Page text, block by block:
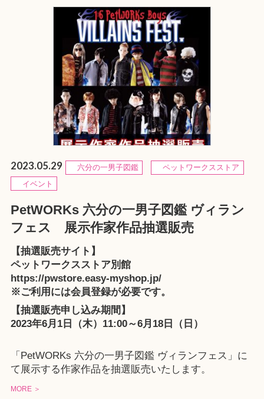
2023.05.29 六分の一男子図鑑
ペットワークスストア
イベント
PetWORKs 六分の一男子図鑑 ヴィラン
フェス 展示作家作品抽選販売
【抽選販売サイト】
ペットワークスストア別館
https://pwstore.easy-myshop.jp/
※ご利用には会員登録が必要です。
【抽選販売申し込み期間】
2023年6月1日（木）11:00～6月18日（日）
「PetWORKs 六分の一男子図鑑 ヴィランフェス」に
て展示する作家作品を抽選販売いたします。
MORE ＞